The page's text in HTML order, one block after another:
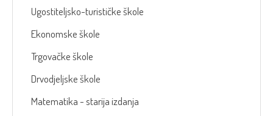
Ugostiteljsko-turističke škole
Ekonomske škole
Trgovačke škole
Drvodjeljske škole
Matematika - starija izdanja